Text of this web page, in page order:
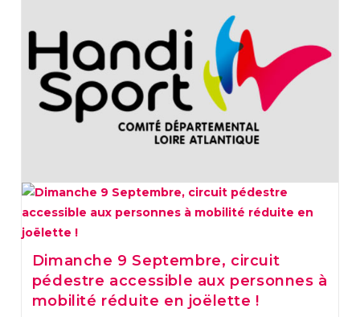
Dimanche 9 Septembre, circuit
pédestre accessible aux personnes à
mobilité réduite en joëlette !